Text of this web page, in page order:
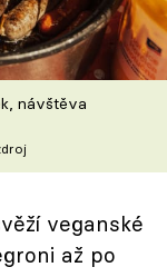
návštěva
veganské
až po